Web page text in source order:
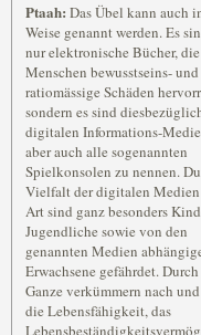
Ptaah: Das Übel kann auch
Weise genannt werden. Es
nur elektronische Bücher,
Menschen bewusstseins- und
ratiomässige Schäden
sondern es sind
digitalen Informations-
aber auch alle sogenannten
Spielkonsolen zu nennen.
Vielfalt der digitalen
Art sind ganz besonders
Jugendliche sowie von den
genannten Medien
Erwachsene gefährdet. Durch
Ganze verkümmern nach
die Lebensfähigkeit, das